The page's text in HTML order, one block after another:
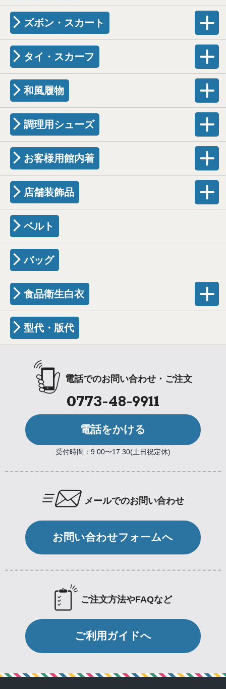
ズボン・スカート
タイ・スカーフ
和風履物
調理用シューズ
お客様用館内着
店舗装飾品
ベルト
バッグ
食品衛生白衣
型代・版代
電話でのお問い合わせ・ご注文
0773-48-9911
電話をかける
受付時間：9:00〜17:30(土日祝定休)
メールでのお問い合わせ
お問い合わせフォームへ
ご注文方法やFAQなど
ご利用ガイドへ